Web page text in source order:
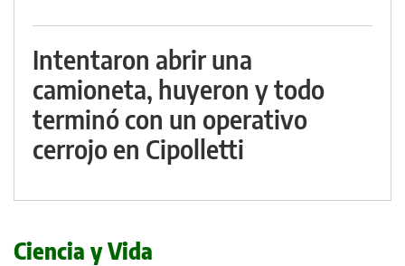
Intentaron abrir una
camioneta, huyeron y todo
terminó con un operativo
cerrojo en Cipolletti
Ciencia y Vida